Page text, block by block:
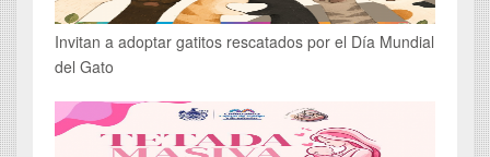
Invitan a adoptar gatitos rescatados por el Día Mundial
del Gato